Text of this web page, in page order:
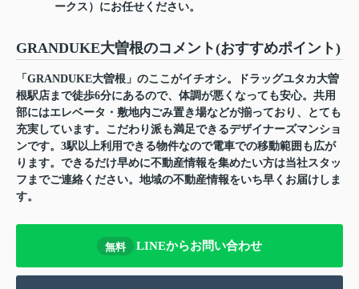
ークス）にお任せください。
GRANDUKE大曽根のコメント(おすすめポイント)
「GRANDUKE大曽根」のここがイチオシ。ドラッグユタカ大曽
根駅店まで徒歩6分にあるので、体調が悪くなっても安心。共用
部にはエレベータ・敷地内ごみ置き場などが揃っており、とても
充実しています。こだわり派も満足できるデザイナーズマンショ
ンです。3駅以上利用できる物件なので電車での移動範囲も広が
ります。できるだけ早めに不動産情報を集めたい方は当社スタッ
フまでご連絡ください。地域の不動産情報をいち早くお届けしま
す。
無料 LINEからお問い合わせ